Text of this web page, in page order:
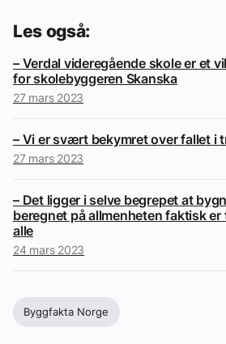
Les også:
– Verdal videregående skole er et
for skolebyggeren Skanska
27 mars 2023
– Vi er svært bekymret over fallet i
27 mars 2023
– Det ligger i selve begrepet at
beregnet på allmenheten faktisk
alle
24 mars 2023
Byggfakta Norge